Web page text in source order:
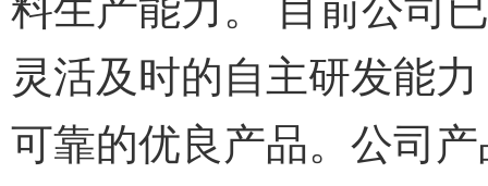
灵活及时的自主研发能
可靠的优良产品。公司